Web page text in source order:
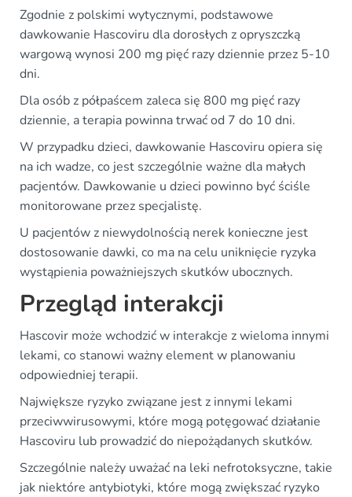
Zgodnie z polskimi wytycznymi, podstawowe
dawkowanie Hascoviru dla dorosłych z opryszczką
wargową wynosi 200 mg pięć razy dziennie przez 5-10
dni.
Dla osób z półpaścem zaleca się 800 mg pięć razy
dziennie, a terapia powinna trwać od 7 do 10 dni.
W przypadku dzieci, dawkowanie Hascoviru opiera się
na ich wadze, co jest szczególnie ważne dla małych
pacjentów. Dawkowanie u dzieci powinno być ściśle
monitorowane przez specjalistę.
U pacjentów z niewydolnością nerek konieczne jest
dostosowanie dawki, co ma na celu uniknięcie ryzyka
wystąpienia poważniejszych skutków ubocznych.
Przegląd interakcji
Hascovir może wchodzić w interakcje z wieloma innymi
lekami, co stanowi ważny element w planowaniu
odpowiedniej terapii.
Największe ryzyko związane jest z innymi lekami
przeciwwirusowymi, które mogą potęgować działanie
Hascoviru lub prowadzić do niepożądanych skutków.
Szczególnie należy uważać na leki nefrotoksyczne, takie
jak niektóre antybiotyki, które mogą zwiększać ryzyko